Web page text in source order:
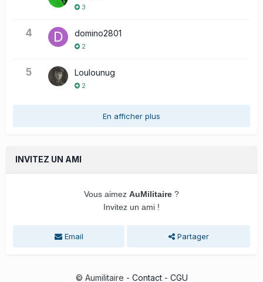
3
4 domino2801
2
5 Loulounug
2
En afficher plus
INVITEZ UN AMI
Vous aimez AuMilitaire ?
Invitez un ami !
Email Partager
© Aumilitaire - Contact- CGU